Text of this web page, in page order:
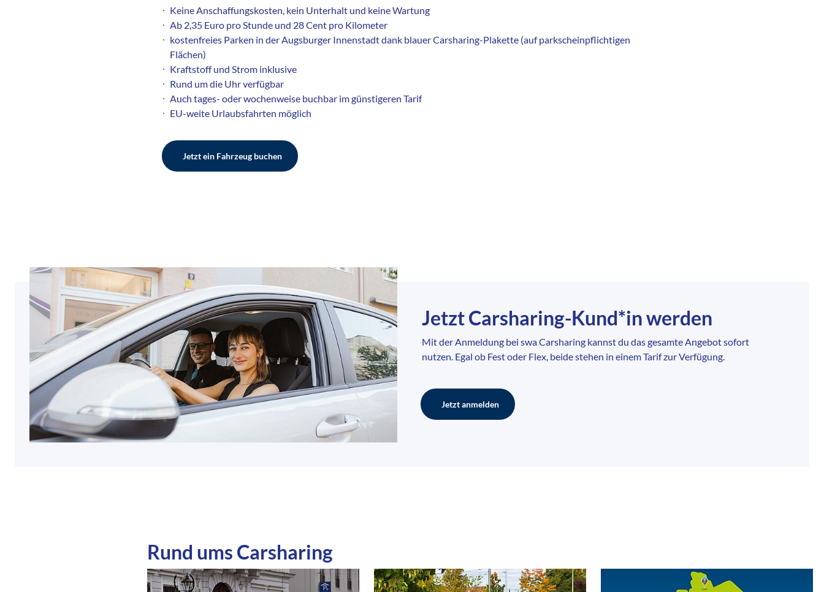
Keine Anschaffungskosten, kein Unterhalt und keine Wartung
Ab 2,35 Euro pro Stunde und 28 Cent pro Kilometer
kostenfreies Parken in der Augsburger Innenstadt dank blauer Carsharing-Plakette (auf parkscheinpflichtigen
Flächen)
Kraftstoff und Strom inklusive
Rund um die Uhr verfügbar
Auch tages- oder wochenweise buchbar im günstigeren Tarif
EU-weite Urlaubsfahrten möglich
Jetzt ein Fahrzeug buchen
Jetzt Carsharing-Kund*in werden
Mit der Anmeldung bei swa Carsharing kannst du das gesamte Angebot sofort
nutzen. Egal ob Fest oder Flex, beide stehen in einem Tarif zur Verfügung.
Jetzt anmelden
Rund ums Carsharing